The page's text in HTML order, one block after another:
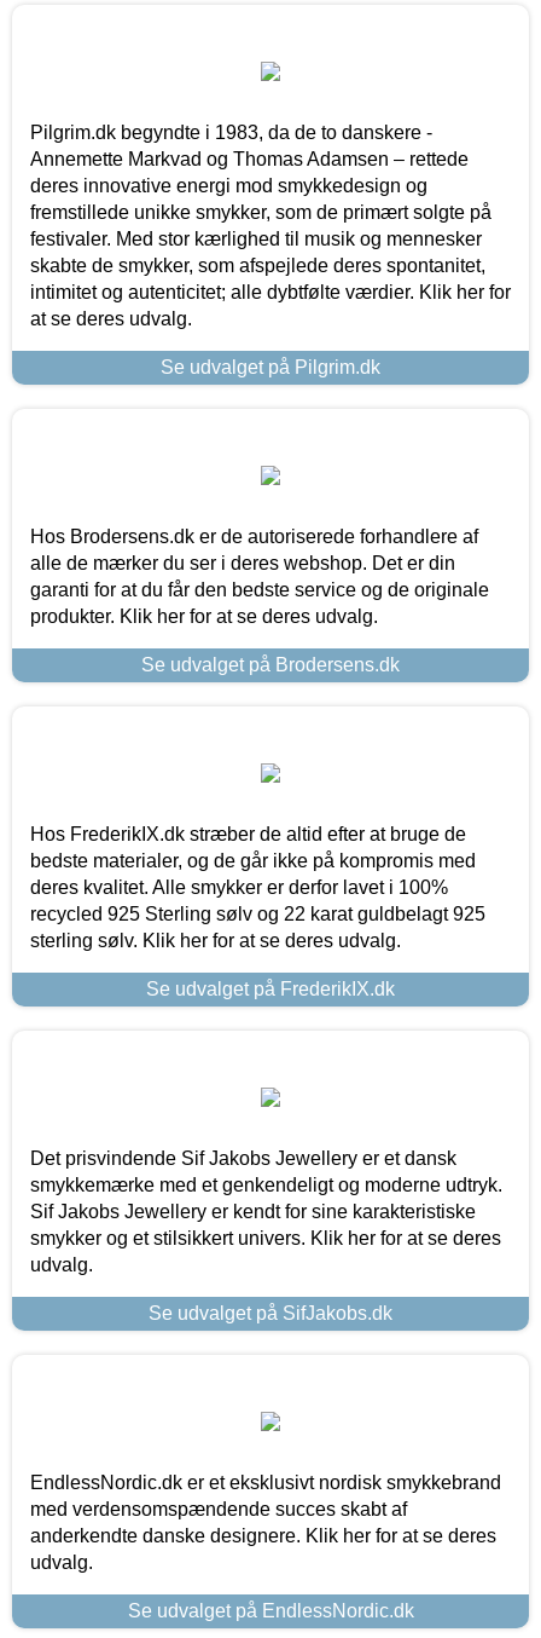
Pilgrim.dk begyndte i 1983, da de to danskere -
Annemette Markvad og Thomas Adamsen – rettede
deres innovative energi mod smykkedesign og
fremstillede unikke smykker, som de primært solgte på
festivaler. Med stor kærlighed til musik og mennesker
skabte de smykker, som afspejlede deres spontanitet,
intimitet og autenticitet; alle dybtfølte værdier. Klik her for
at se deres udvalg.
Se udvalget på Pilgrim.dk
Hos Brodersens.dk er de autoriserede forhandlere af
alle de mærker du ser i deres webshop. Det er din
garanti for at du får den bedste service og de originale
produkter. Klik her for at se deres udvalg.
Se udvalget på Brodersens.dk
Hos FrederikIX.dk stræber de altid efter at bruge de
bedste materialer, og de går ikke på kompromis med
deres kvalitet. Alle smykker er derfor lavet i 100%
recycled 925 Sterling sølv og 22 karat guldbelagt 925
sterling sølv. Klik her for at se deres udvalg.
Se udvalget på FrederikIX.dk
Det prisvindende Sif Jakobs Jewellery er et dansk
smykkemærke med et genkendeligt og moderne udtryk.
Sif Jakobs Jewellery er kendt for sine karakteristiske
smykker og et stilsikkert univers. Klik her for at se deres
udvalg.
Se udvalget på SifJakobs.dk
EndlessNordic.dk er et eksklusivt nordisk smykkebrand
med verdensomspændende succes skabt af
anderkendte danske designere. Klik her for at se deres
udvalg.
Se udvalget på EndlessNordic.dk